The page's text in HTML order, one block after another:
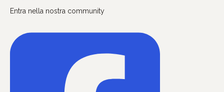
Entra nella nostra community